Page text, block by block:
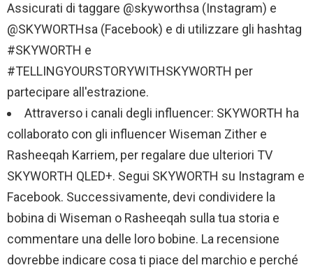
Assicurati di taggare @skyworthsa (Instagram) e
@SKYWORTHsa (Facebook) e di utilizzare gli hashtag
#SKYWORTH e
#TELLINGYOURSTORYWITHSKYWORTH per
partecipare all'estrazione.
Attraverso i canali degli influencer: SKYWORTH ha
collaborato con gli influencer Wiseman Zither e
Rasheeqah Karriem, per regalare due ulteriori TV
SKYWORTH QLED+. Segui SKYWORTH su Instagram e
Facebook. Successivamente, devi condividere la
bobina di Wiseman o Rasheeqah sulla tua storia e
commentare una delle loro bobine. La recensione
dovrebbe indicare cosa ti piace del marchio e perché